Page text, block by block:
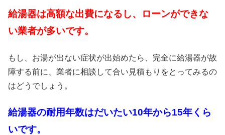
給湯器は高額な出費になるし、ローンができな
い業者が多いです。
もし、お湯が出ない症状が出始めたら、完全に給湯器が故
障する前に、業者に相談して合い見積もりをとってみるの
はどうでしょう。
給湯器の耐用年数はだいたい10年から15年くら
いです。